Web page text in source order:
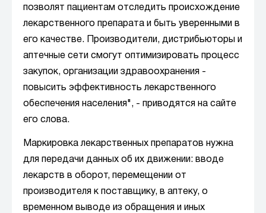
позволят пациентам отследить происхождение
лекарственного препарата и быть уверенными в
его качестве. Производители, дистрибьюторы и
аптечные сети смогут оптимизировать процесс
закупок, организации здравоохранения -
повысить эффективность лекарственного
обеспечения населения", - приводятся на сайте
его слова.
Маркировка лекарственных препаратов нужна
для передачи данных об их движении: вводе
лекарств в оборот, перемещении от
производителя к поставщику, в аптеку, о
временном выводе из обращения и иных